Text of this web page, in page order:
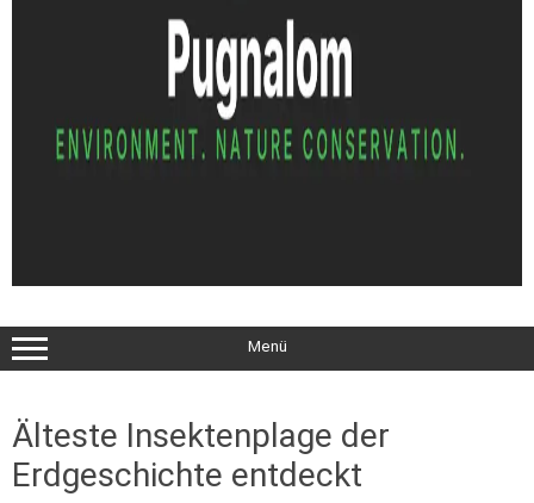
Menü
Älteste Insektenplage der
Erdgeschichte entdeckt